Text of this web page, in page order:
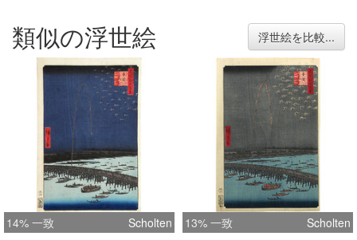
類似の浮世絵 浮世絵を比較...
14% 一致 Scholten 13% 一致 Scholten